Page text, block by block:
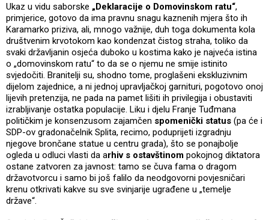
Ukaz u vidu saborske „Deklaracije o Domovinskom ratu“,
primjerice, gotovo da ima pravnu snagu kaznenih mjera što ih
Karamarko priziva, ali, mnogo važnije, duh toga dokumenta kola
društvenim krvotokom kao kondenzat čistog straha, toliko da
svaki državljanin osjeća duboko u kostima kako je najveća istina
o „domovinskom ratu“ to da se o njemu ne smije istinito
svjedočiti. Branitelji su, shodno tome, proglašeni ekskluzivnim
dijelom zajednice, a ni jednoj upravljačkoj garnituri, pogotovo onoj
lijevih pretenzija, ne pada na pamet lišiti ih privilegija i obustaviti
izrabljivanje ostatka populacije. Liku i djelu Franje Tuđmana
političkim je konsenzusom zajamčen spomenički status (pa će i
SDP-ov gradonačelnik Splita, recimo, poduprijeti izgradnju
njegove brončane statue u centru grada), što se ponajbolje
ogleda u odluci vlasti da arhiv s ostavštinom pokojnog diktatora
ostane zatvoren za javnost: tamo se čuva fama o dragom
državotvorcu i samo bi još falilo da neodgovorni povjesničari
krenu otkrivati kakve su sve svinjarije ugrađene u „temelje
države“.